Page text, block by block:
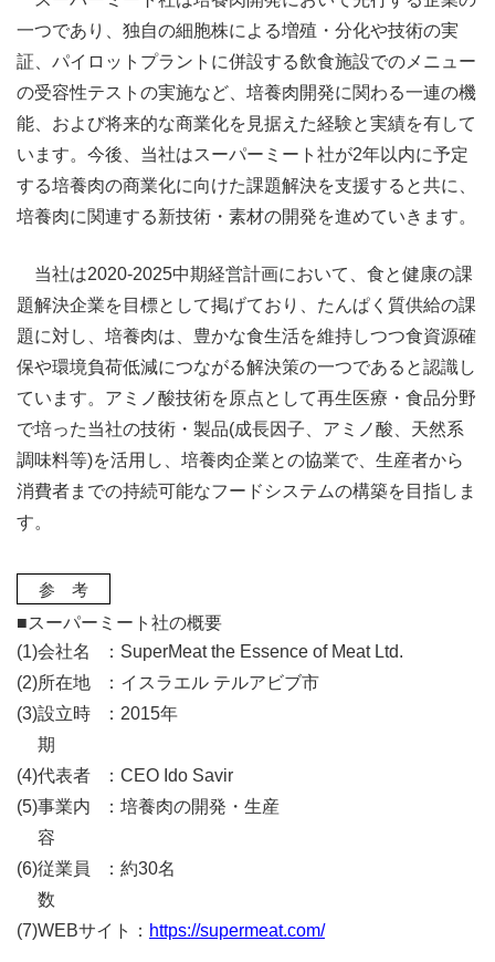
一つであり、独自の細胞株による増殖・分化や技術の実
証、パイロットプラントに併設する飲食施設でのメニュー
の受容性テストの実施など、培養肉開発に関わる一連の機
能、および将来的な商業化を見据えた経験と実績を有して
います。今後、当社はスーパーミート社が2年以内に予定
する培養肉の商業化に向けた課題解決を支援すると共に、
培養肉に関連する新技術・素材の開発を進めていきます。
当社は2020-2025中期経営計画において、食と健康の課
題解決企業を目標として掲げており、たんぱく質供給の課
題に対し、培養肉は、豊かな食生活を維持しつつ食資源確
保や環境負荷低減につながる解決策の一つであると認識し
ています。アミノ酸技術を原点として再生医療・食品分野
で培った当社の技術・製品(成長因子、アミノ酸、天然系
調味料等)を活用し、培養肉企業との協業で、生産者から
消費者までの持続可能なフードシステムの構築を目指しま
す。
参 考
■スーパーミート社の概要
(1)会社名 ： SuperMeat the Essence of Meat Ltd.
(2)所在地 ： イスラエル テルアビブ市
(3)設立時
期
： 2015年
(4)代表者 ： CEO Ido Savir
(5)事業内
容
： 培養肉の開発・生産
(6)従業員
数
： 約30名
(7)WEBサイト： https://supermeat.com/